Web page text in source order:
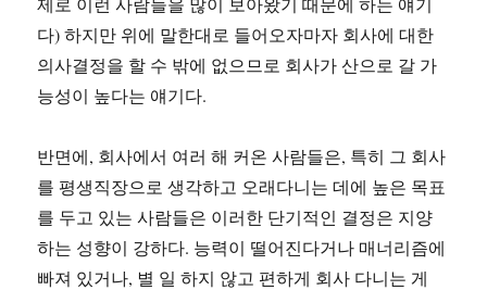
다) 하지만 위에 말한대로 들어오자마자 회사에 대한
의사결정을 할 수 밖에 없으므로 회사가 산으로 갈 가
능성이 높다는 얘기다.
반면에, 회사에서 여러 해 커온 사람들은, 특히 그 회사
를 평생직장으로 생각하고 오래다니는 데에 높은 목표
를 두고 있는 사람들은 이러한 단기적인 결정은 지양
하는 성향이 강하다. 능력이 떨어진다거나 매너리즘에
빠져 있거나, 별 일 하지 않고 편하게 회사 다니는 게